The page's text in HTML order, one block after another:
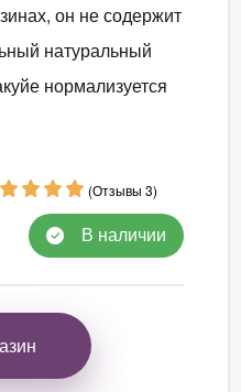
он не содержит
натуральный
нормализуется
(Отзывы 3)
В наличии